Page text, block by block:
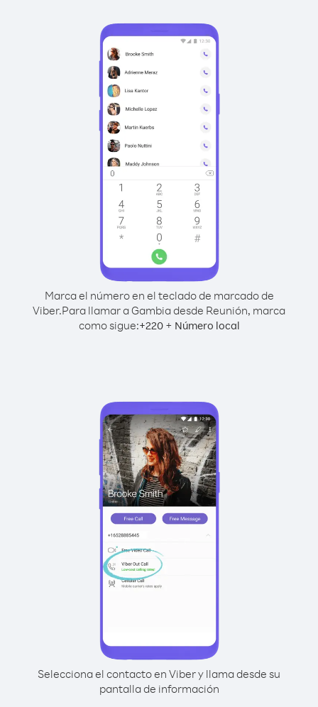
Marca el número en el teclado de marcado de
Viber.Para llamar a Gambia desde Reunión, marca
como sigue:+220+ Número local
Selecciona el contacto en Viber y llama desde su
pantalla de información